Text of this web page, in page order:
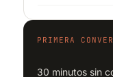
PRIMERA
30 minutos sin